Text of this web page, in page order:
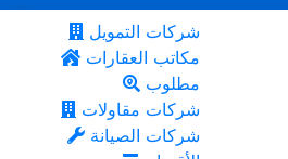
شركات التمويل
مكاتب العقارات
مطلوب
شركات مقاولات
شركات الصيانة